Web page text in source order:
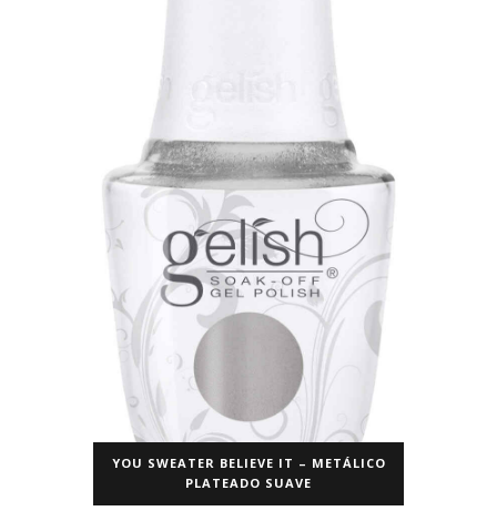
YOU SWEATER BELIEVE IT – METÁLICO
PLATEADO SUAVE